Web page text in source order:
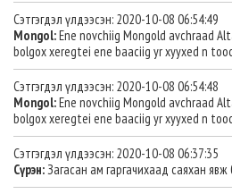
Сэтгэгдэл үлдээсэн: 2020-10-08 06:54:49
Mongol:Ene novchiig Mongold avchraad
bolgox xeregtei ene baaciig yr xyyxed n
Сэтгэгдэл үлдээсэн: 2020-10-08 06:54:48
Mongol:Ene novchiig Mongold avchraad
bolgox xeregtei ene baaciig yr xyyxed n
Сэтгэгдэл үлдээсэн: 2020-10-08 06:37:35
Сүрэн:Загасан ам гаргачихаад саяхан